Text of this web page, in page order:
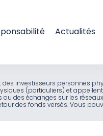
Actualités
investisseurs personnes
(particuliers) et
des échanges sur les
des fonds versés. Vous